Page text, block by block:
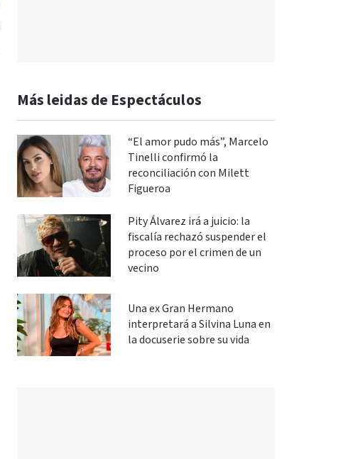
Más leidas de Espectáculos
“El amor pudo más”, Marcelo
Tinelli confirmó la
reconciliación con Milett
Figueroa
Pity Álvarez irá a juicio: la
fiscalía rechazó suspender el
proceso por el crimen de un
vecino
Una ex Gran Hermano
interpretará a Silvina Luna en
la docuserie sobre su vida